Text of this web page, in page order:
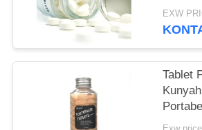
Pasta
Tablet
Untuk